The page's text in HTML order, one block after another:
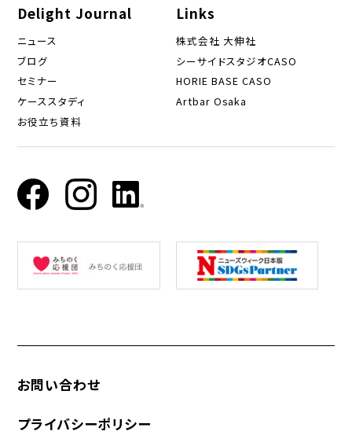
Delight Journal
ニュース
ブログ
セミナー
ケーススタディ
お役立ち資料
Links
株式会社 大伸社
シーサイドスタジオCASO
HORIE BASE CASO
Artbar Osaka
お問い合わせ
プライバシーポリシー